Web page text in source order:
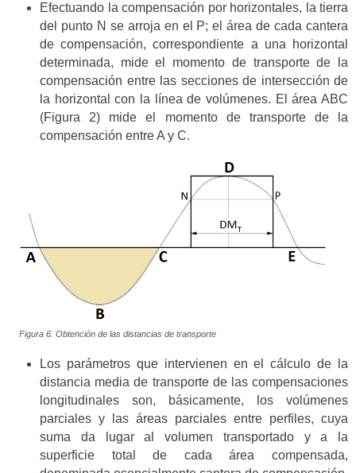
Efectuando la compensación por horizontales, la tierra
del punto N se arroja en el P; el área de cada cantera
de compensación, correspondiente a una horizontal
determinada, mide el momento de transporte de la
compensación entre las secciones de intersección de
la horizontal con la línea de volúmenes. El área ABC
(Figura 2) mide el momento de transporte de la
compensación entre A y C.
Figura 6. Obtención de las distancias de transporte
Los parámetros que intervienen en el cálculo de la
distancia media de transporte de las compensaciones
longitudinales son, básicamente, los volúmenes
parciales y las áreas parciales entre perfiles, cuya
suma da lugar al volumen transportado y a la
superficie total de cada área compensada,